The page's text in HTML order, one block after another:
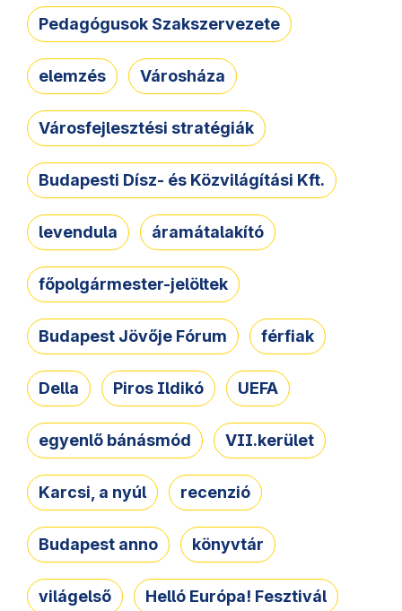
Pedagógusok Szakszervezete
elemzés Városháza
Városfejlesztési stratégiák
Budapesti Dísz- és Közvilágítási Kft.
levendula áramátalakító
főpolgármester-jelöltek
Budapest Jövője Fórum férfiak
Della Piros Ildikó UEFA
egyenlő bánásmód VII.kerület
Karcsi, a nyúl recenzió
Budapest anno könyvtár
világelső Helló Európa! Fesztivál